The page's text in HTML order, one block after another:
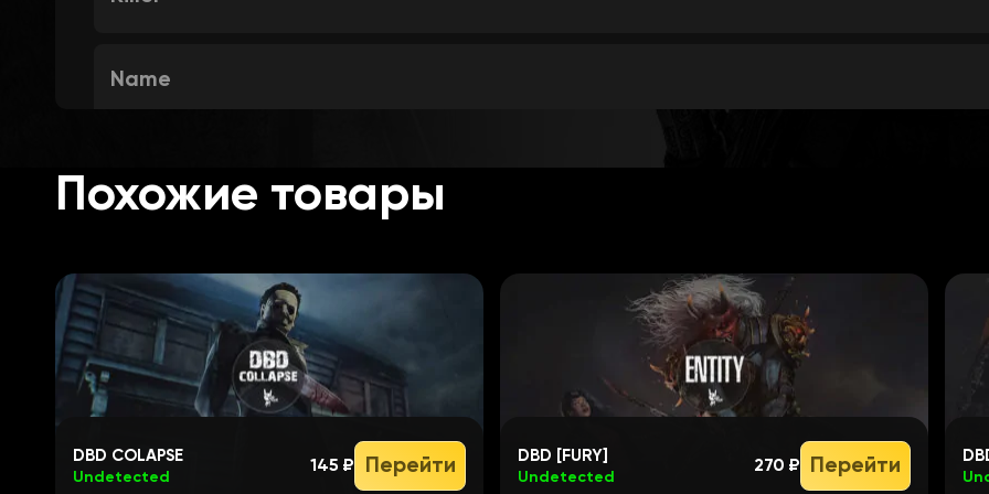
Name
Object ESP​
Windows (Text/Aura)
Похожие товары
DBD COLAPSE
Undetected
145 ₽ Перейти DBD [FURY]
Undetected
270 ₽ Перейти